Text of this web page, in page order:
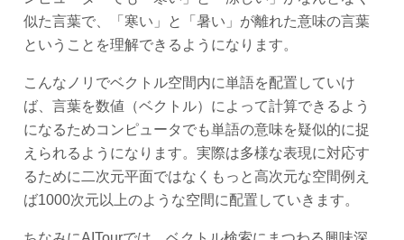
似た言葉で、「寒い」と「暑い」が離れた意味の言葉
ということを理解できるようになります。
こんなノリでベクトル空間内に単語を配置していけ
ば、言葉を数値（ベクトル）によって計算できるよう
になるためコンピュータでも単語の意味を疑似的に捉
えられるようになります。実際は多様な表現に対応す
るために二次元平面ではなくもっと高次元な空間例え
ば1000次元以上のような空間に配置していきます。